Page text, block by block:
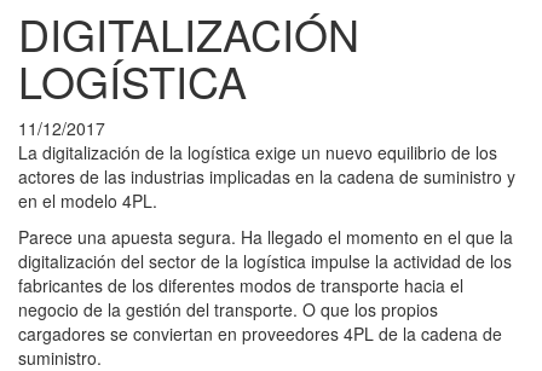
DIGITALIZACIÓN
LOGÍSTICA
11/12/2017
La digitalización de la logística exige un nuevo equilibrio de los
actores de las industrias implicadas en la cadena de suministro y
en el modelo 4PL.
Parece una apuesta segura. Ha llegado el momento en el que la
digitalización del sector de la logística impulse la actividad de los
fabricantes de los diferentes modos de transporte hacia el
negocio de la gestión del transporte. O que los propios
cargadores se conviertan en proveedores 4PL de la cadena de
suministro.